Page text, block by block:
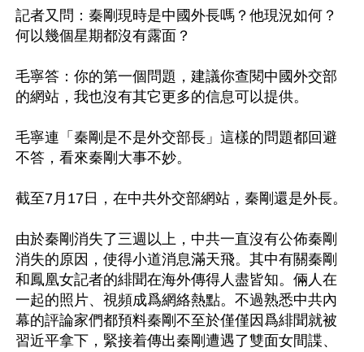
記者又問：秦剛現時是中國外長嗎？他現況如何？
何以幾個星期都沒有露面？
毛寧答：你的第一個問題，建議你查閱中國外交部
的網站，我也沒有其它更多的信息可以提供。
毛寧連「秦剛是不是外交部長」這樣的問題都回避
不答，看來秦剛大事不妙。
截至7月17日，在中共外交部網站，秦剛還是外長。
由於秦剛消失了三週以上，中共一直沒有公佈秦剛
消失的原因，使得小道消息滿天飛。其中有關秦剛
和鳳凰女記者的緋聞在海外傳得人盡皆知。倆人在
一起的照片、視頻成爲網絡熱點。不過熟悉中共內
幕的評論家們都預料秦剛不至於僅僅因爲緋聞就被
習近平拿下，緊接着傳出秦剛遭遇了雙面女間諜、